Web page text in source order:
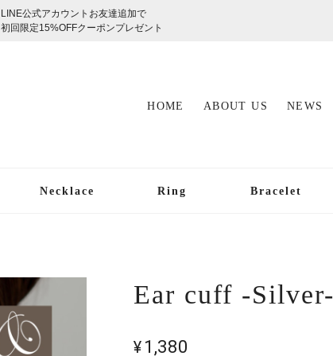
LINE公式アカウントお友達追加で
初回限定15%OFFクーポンプレゼント
HOME ABOUT US NEWS
Necklace Ring Bracelet
Ear cuff -Silver-
¥1,380